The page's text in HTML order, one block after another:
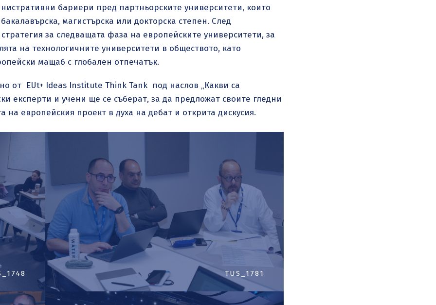
бариери пред партньорските университети, които
магистърска или докторска степен. След
за следващата фаза на европейските университети, за
на технологичните университети в обществото, като
мащаб с глобален отпечатък.
от EUt+ Ideas Institute Think Tank под наслов „Какви са
експерти и учени ще се съберат, за да предложат своите гледни
на европейския проект в духа на дебат и открита дискусия.
TUS_1781